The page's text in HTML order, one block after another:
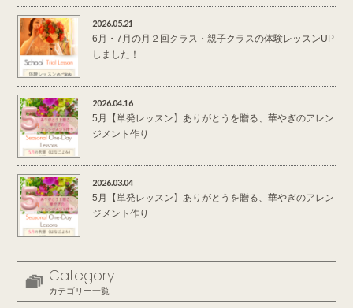
2026.05.21
6月・7月の月２回クラス・親子クラスの体験レッスンUP
しました！
2026.04.16
5月【単発レッスン】ありがとうを贈る、華やぎのアレン
ジメント作り
2026.03.04
5月【単発レッスン】ありがとうを贈る、華やぎのアレン
ジメント作り
Category
カテゴリー一覧